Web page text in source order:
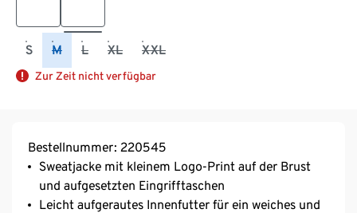
S M L XL XXL
Zur Zeit nicht verfügbar
Bestellnummer: 220545
Sweatjacke mit kleinem Logo-Print auf der Brust
und aufgesetzten Eingrifftaschen
Leicht aufgerautes Innenfutter für ein weiches und